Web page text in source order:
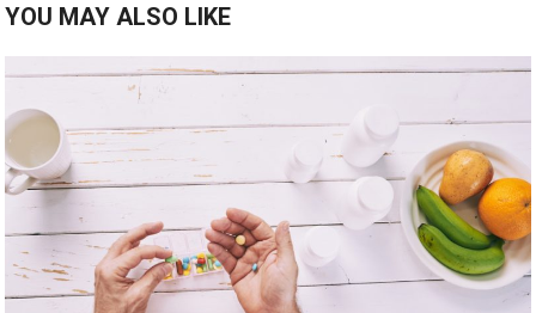
YOU MAY ALSO LIKE